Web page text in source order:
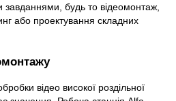
завданнями, будь то відеомонтаж,
або проектування складних
відео високої роздільної